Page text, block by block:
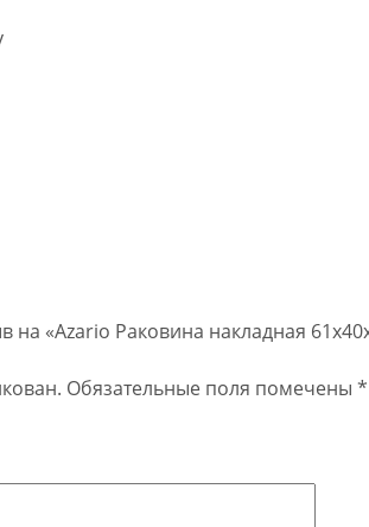
на «Azario Раковина накладная
Обязательные поля помечены *